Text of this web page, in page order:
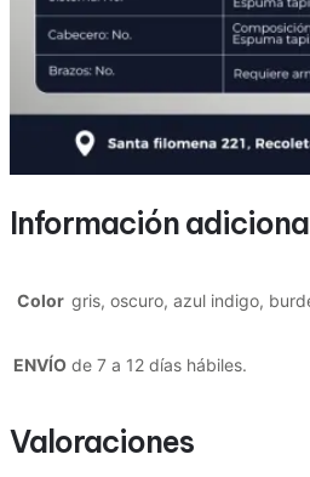
Información
Color gris, oscuro, azul indigo,
ENVÍO de 7 a 12 días hábiles.
Valoraciones